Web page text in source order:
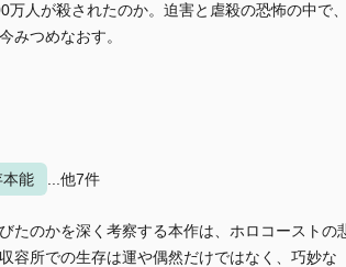
人が殺されたのか。迫害と虐殺の恐怖の中で、
みつめなおす。
本能 ...他7件
たのかを深く考察する本作は、ホロコーストの
容所での生存は運や偶然だけではなく、巧妙な